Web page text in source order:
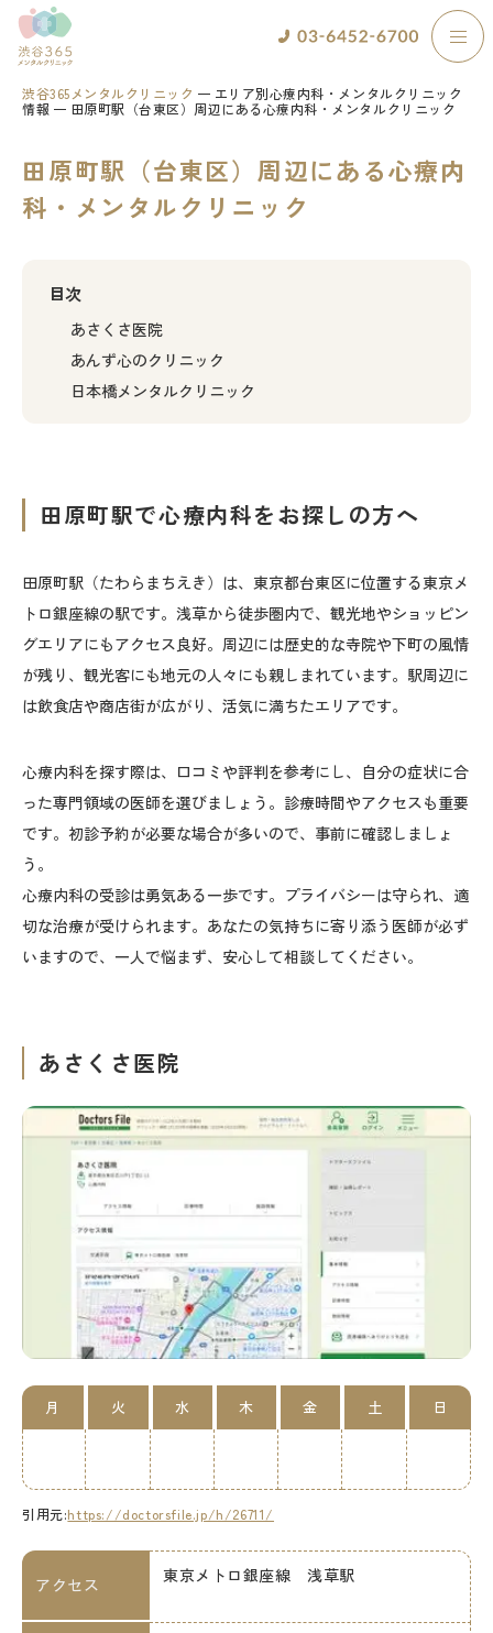
渋谷365メンタルクリニック
エリア別心療内科・メンタルクリニック
情報
田原町駅（台東区）周辺にある心療内科・メンタルクリニック
田原町駅（台東区）周辺にある心療内
科・メンタルクリニック
目次
あさくさ医院
あんず心のクリニック
日本橋メンタルクリニック
田原町駅で心療内科をお探しの方へ
田原町駅（たわらまちえき）は、東京都台東区に位置する東京メ
トロ銀座線の駅です。浅草から徒歩圏内で、観光地やショッピン
グエリアにもアクセス良好。周辺には歴史的な寺院や下町の風情
が残り、観光客にも地元の人々にも親しまれています。駅周辺に
は飲食店や商店街が広がり、活気に満ちたエリアです。
心療内科を探す際は、口コミや評判を参考にし、自分の症状に合
った専門領域の医師を選びましょう。診療時間やアクセスも重要
です。初診予約が必要な場合が多いので、事前に確認しましょ
う。
心療内科の受診は勇気ある一歩です。プライバシーは守られ、適
切な治療が受けられます。あなたの気持ちに寄り添う医師が必ず
いますので、一人で悩まず、安心して相談してください。
あさくさ医院
月 火 水 木 金 土 日
引用元:https://doctorsfile.jp/h/26711/
アクセス 東京メトロ銀座線 浅草駅